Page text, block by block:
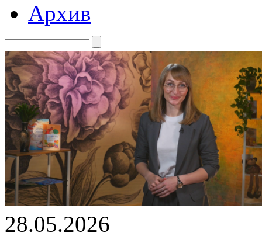
Архив
28.05.2026